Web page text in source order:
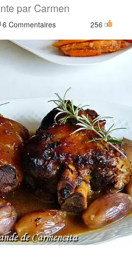
par Carmen
6 Commentaires 256